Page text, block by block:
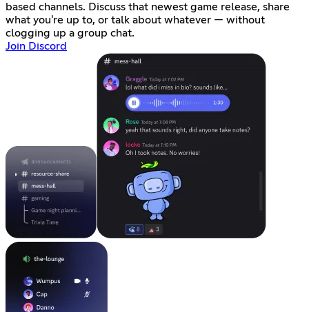
based channels. Discuss that newest game release, share
what you're up to, or talk about whatever — without
clogging up a group chat.
Join Discord